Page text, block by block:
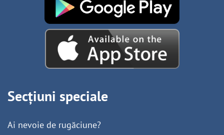
Secțiuni speciale
Ai nevoie de rugăciune?